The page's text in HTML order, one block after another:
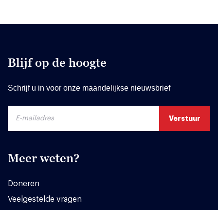
Blijf op de hoogte
Schrijf u in voor onze maandelijkse nieuwsbrief
Meer weten?
Doneren
Veelgestelde vragen